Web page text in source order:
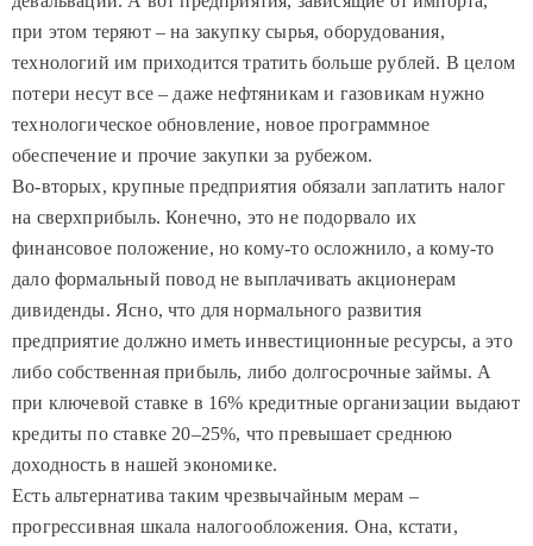
при этом теряют – на закупку сырья, оборудования,
технологий им приходится тратить больше рублей. В целом
потери несут все – даже нефтяникам и газовикам нужно
технологическое обновление, новое программное
обеспечение и прочие закупки за рубежом.
Во-вторых, крупные предприятия обязали заплатить налог
на сверхприбыль. Конечно, это не подорвало их
финансовое положение, но кому-то осложнило, а кому-то
дало формальный повод не выплачивать акционерам
дивиденды. Ясно, что для нормального развития
предприятие должно иметь инвестиционные ресурсы, а это
либо собственная прибыль, либо долгосрочные займы. А
при ключевой ставке в 16% кредитные организации выдают
кредиты по ставке 20–25%, что превышает среднюю
доходность в нашей экономике.
Есть альтернатива таким чрезвычайным мерам –
прогрессивная шкала налогообложения. Она, кстати,